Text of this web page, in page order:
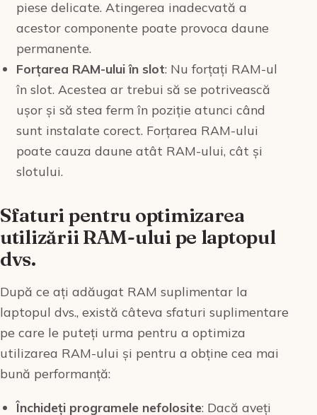
piese delicate. Atingerea inadecvată a
acestor componente poate provoca daune
permanente.
Forțarea RAM-ului în slot: Nu forțați RAM-ul
în slot. Acestea ar trebui să se potrivească
ușor și să stea ferm în poziție atunci când
sunt instalate corect. Forțarea RAM-ului
poate cauza daune atât RAM-ului, cât și
slotului.
Sfaturi pentru optimizarea
utilizării RAM-ului pe laptopul
dvs.
După ce ați adăugat RAM suplimentar la
laptopul dvs., există câteva sfaturi suplimentare
pe care le puteți urma pentru a optimiza
utilizarea RAM-ului și pentru a obține cea mai
bună performanță:
Închideți programele nefolosite: Dacă aveți